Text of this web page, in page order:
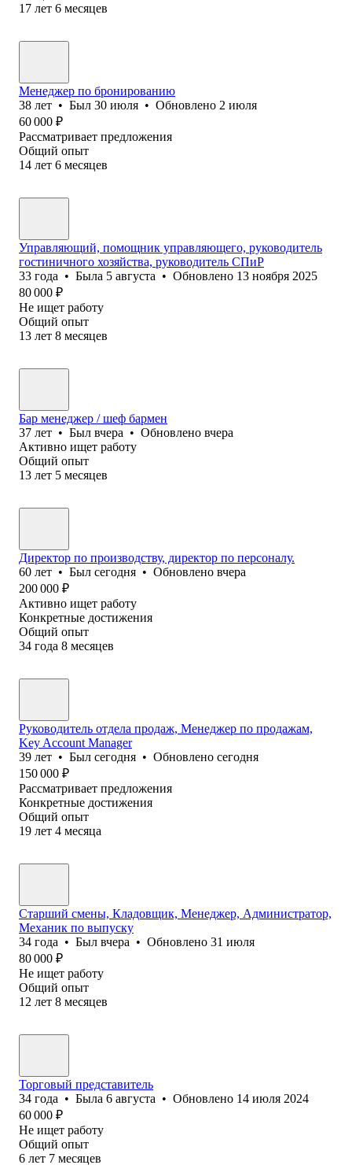
17 лет 6 месяцев
Менеджер по бронированию
38 лет • Был 30 июля • Обновлено 2 июля
60 000 ₽
Рассматривает предложения
Общий опыт
14 лет 6 месяцев
Управляющий, помощник управляющего, руководитель
гостиничного хозяйства, руководитель СПиР
33 года • Была 5 августа • Обновлено 13 ноября 2025
80 000 ₽
Не ищет работу
Общий опыт
13 лет 8 месяцев
Бар менеджер / шеф бармен
37 лет • Был вчера • Обновлено вчера
Активно ищет работу
Общий опыт
13 лет 5 месяцев
Директор по производству, директор по персоналу.
60 лет • Был сегодня • Обновлено вчера
200 000 ₽
Активно ищет работу
Конкретные достижения
Общий опыт
34 года 8 месяцев
Руководитель отдела продаж, Менеджер по продажам,
Key Account Manager
39 лет • Был сегодня • Обновлено сегодня
150 000 ₽
Рассматривает предложения
Конкретные достижения
Общий опыт
19 лет 4 месяца
Старший смены, Кладовщик, Менеджер, Администратор,
Механик по выпуску
34 года • Был вчера • Обновлено 31 июля
80 000 ₽
Не ищет работу
Общий опыт
12 лет 8 месяцев
Торговый представитель
34 года • Была 6 августа • Обновлено 14 июля 2024
60 000 ₽
Не ищет работу
Общий опыт
6 лет 7 месяцев